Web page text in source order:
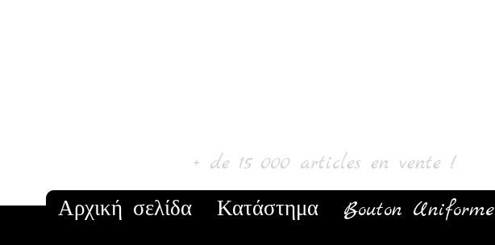
+ de 15 000 articles en vente !
Αρχική σελίδα Κατάστημα Bouton Uniforme